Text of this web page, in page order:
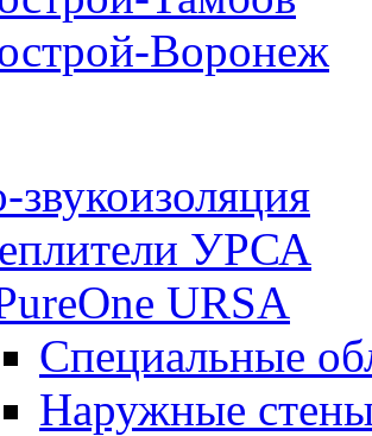
Воронеж
звукоизоляция
УРСА
URSA
Специальные
Наружные